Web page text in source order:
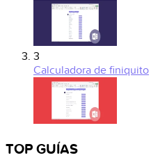
3
Calculadora de finiquito
TOP GUÍAS